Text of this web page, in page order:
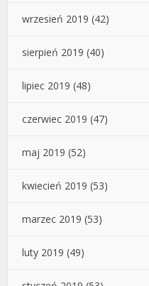
wrzesień 2019 (42)
sierpień 2019 (40)
lipiec 2019 (48)
czerwiec 2019 (47)
maj 2019 (52)
kwiecień 2019 (53)
marzec 2019 (53)
luty 2019 (49)